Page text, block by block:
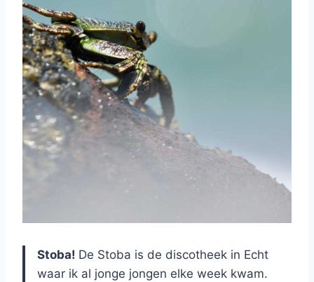
Stoba! De Stoba is de discotheek in Echt
waar ik al jonge jongen elke week kwam.